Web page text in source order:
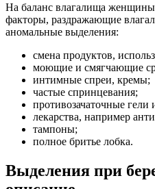
На баланс влагалища
факторы, раздражающие
аномальные выделения:
смена продуктов,
моющие и смягчающие
интимные спреи, кремы;
частые спринцевания;
противозачаточные гели
лекарства, например
тампоны;
полное бритье лобка.
Выделения при